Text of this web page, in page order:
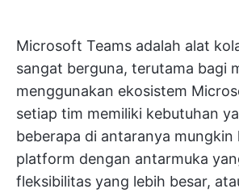
Microsoft Teams adalah alat
sangat berguna, terutama bagi
menggunakan ekosistem
setiap tim memiliki kebutuhan
beberapa di antaranya mungkin
platform dengan antarmuka
fleksibilitas yang lebih besar,